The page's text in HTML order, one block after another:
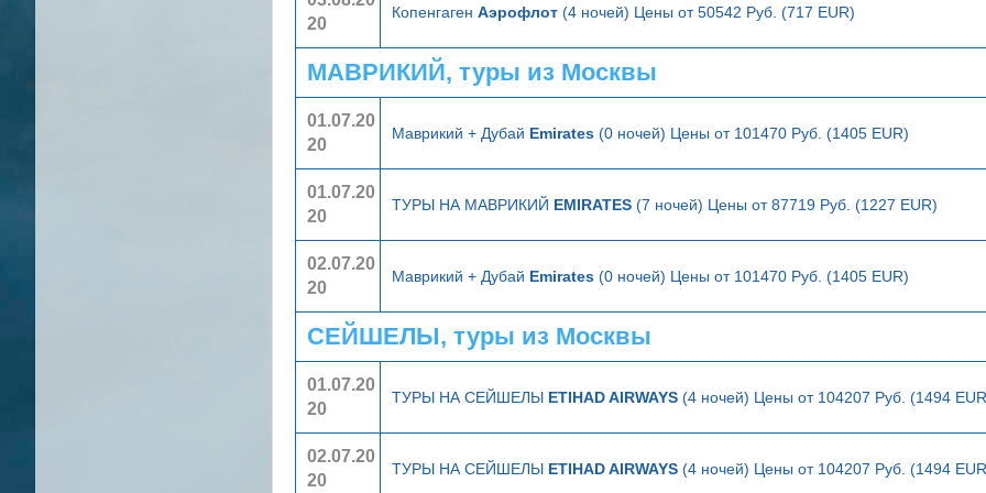
20
Копенгаген Аэрофлот (4 ночей) Цены от 50542 Руб. (717 EUR)
МАВРИКИЙ, туры из Москвы
01.07.20
20
Маврикий + Дубай Emirates (0 ночей) Цены от 101470 Руб. (1405 EUR)
01.07.20
20
ТУРЫ НА МАВРИКИЙ EMIRATES (7 ночей) Цены от 87719 Руб. (1227 EUR)
02.07.20
20
Маврикий + Дубай Emirates (0 ночей) Цены от 101470 Руб. (1405 EUR)
СЕЙШЕЛЫ, туры из Москвы
01.07.20
20
ТУРЫ НА СЕЙШЕЛЫ ETIHAD AIRWAYS (4 ночей) Цены от 104207 Руб. (1494
02.07.20
20
ТУРЫ НА СЕЙШЕЛЫ ETIHAD AIRWAYS (4 ночей) Цены от 104207 Руб. (1494